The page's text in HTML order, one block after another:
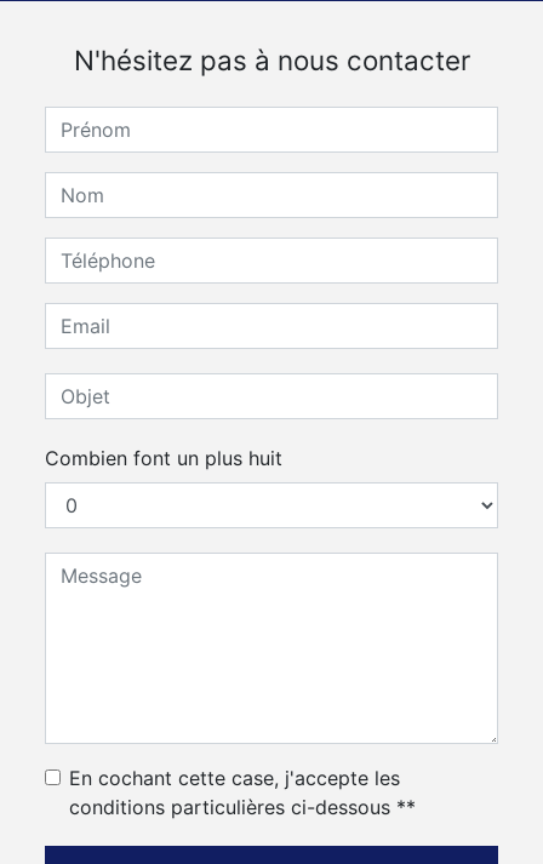
N'hésitez pas à nous contacter
Combien font un plus huit
En cochant cette case, j'accepte les
conditions particulières ci-dessous **